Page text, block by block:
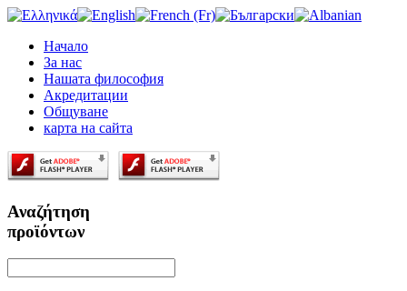
Начало
За нас
Нашата философия
Акредитации
Oбщуване
карта на сайта
Αναζήτηση
προϊόντων